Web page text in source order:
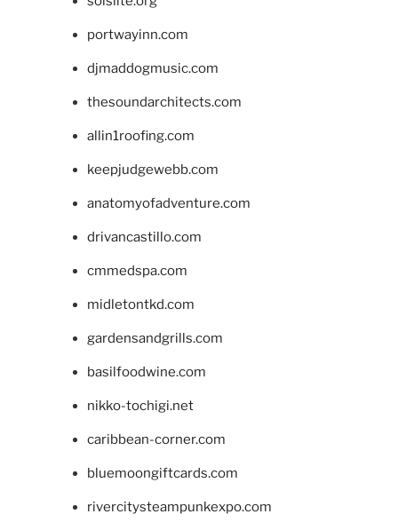
portwayinn.com
djmaddogmusic.com
thesoundarchitects.com
allin1roofing.com
keepjudgewebb.com
anatomyofadventure.com
drivancastillo.com
cmmedspa.com
midletontkd.com
gardensandgrills.com
basilfoodwine.com
nikko-tochigi.net
caribbean-corner.com
bluemoongiftcards.com
rivercitysteampunkexpo.com